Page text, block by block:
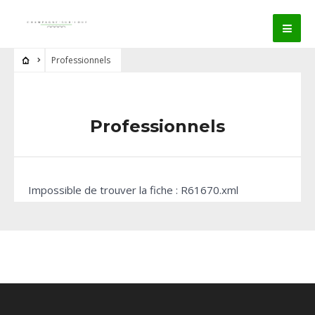
Professionnels
Professionnels
Impossible de trouver la fiche : R61670.xml